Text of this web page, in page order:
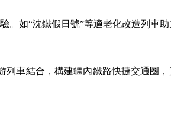
如“沈鐵假日號”等適老化改造列車
車結合，構建疆內鐵路快捷交通圈